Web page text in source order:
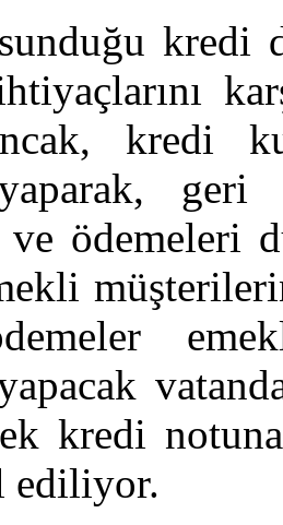
kredi
ve ödemeleri
kredi
ediliyor.